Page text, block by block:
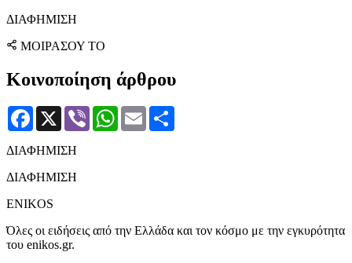
ΔΙΑΦΗΜΙΣΗ
ΜΟΙΡΑΣΟΥ ΤΟ
Κοινοποίηση άρθρου
Facebook
X Viber WhatsApp
Email
ΔΙΑΦΗΜΙΣΗ
ΔΙΑΦΗΜΙΣΗ
ENIKOS
Όλες οι ειδήσεις από την Ελλάδα και τον κόσμο με την εγκυρότητα
του enikos.gr.